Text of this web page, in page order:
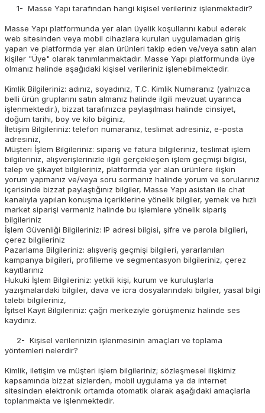
1- Masse Yapı tarafından hangi kişisel verileriniz işlenmektedir?
Masse Yapı platformunda yer alan üyelik koşullarını kabul ederek
web sitesinden veya mobil cihazlara kurulan uygulamadan giriş
yapan ve platformda yer alan ürünleri takip eden ve/veya satın alan
kişiler "Üye" olarak tanımlanmaktadır. Masse Yapı platformunda üye
olmanız halinde aşağıdaki kişisel verileriniz işlenebilmektedir.
Kimlik Bilgileriniz: adınız, soyadınız, T.C. Kimlik Numaranız (yalnızca
belli ürün gruplarını satın almanız halinde ilgili mevzuat uyarınca
işlenmektedir.), bizzat tarafınızca paylaşılması halinde cinsiyet,
doğum tarihi, boy ve kilo bilginiz,
İletişim Bilgileriniz: telefon numaranız, teslimat adresiniz, e-posta
adresiniz,
Müşteri İşlem Bilgileriniz: sipariş ve fatura bilgileriniz, teslimat işlem
bilgileriniz, alışverişlerinizle ilgili gerçekleşen işlem geçmişi bilgisi,
talep ve şikayet bilgileriniz, platformda yer alan ürünlere ilişkin
yorum yapmanız ve/veya soru sormanız halinde yorum ve sorularınız
içerisinde bizzat paylaştığınız bilgiler, Masse Yapı asistan ile chat
kanalıyla yapılan konuşma içeriklerine yönelik bilgiler, yemek ve hızlı
market siparişi vermeniz halinde bu işlemlere yönelik sipariş
bilgileriniz
İşlem Güvenliği Bilgileriniz: IP adresi bilgisi, şifre ve parola bilgileri,
çerez bilgileriniz
Pazarlama Bilgileriniz: alışveriş geçmişi bilgileri, yararlanılan
kampanya bilgileri, profilleme ve segmentasyon bilgileriniz, çerez
kayıtlarınız
Hukuki İşlem Bilgileriniz: yetkili kişi, kurum ve kuruluşlarla
yazışmalardaki bilgiler, dava ve icra dosyalarındaki bilgiler, yasal bilgi
talebi bilgileriniz,
İşitsel Kayıt Bilgileriniz: çağrı merkeziyle görüşmeniz halinde ses
kaydınız.
2- Kişisel verilerinizin işlenmesinin amaçları ve toplama
yöntemleri nelerdir?
Kimlik, iletişim ve müşteri işlem bilgileriniz; sözleşmesel ilişkimiz
kapsamında bizzat sizlerden, mobil uygulama ya da internet
sitesinden elektronik ortamda otomatik olarak aşağıdaki amaçlarla
toplanmakta ve işlenmektedir.